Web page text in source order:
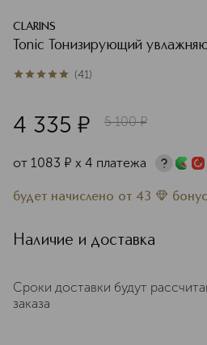
CLARINS
Tonic Тонизирующий
5из 541 (41)
4 335 ¤ 5 100 ¤
от 1083 ¤ х 4 платежа
будет начислено от 43
Наличие и доставка
Сроки доставки будут
заказа